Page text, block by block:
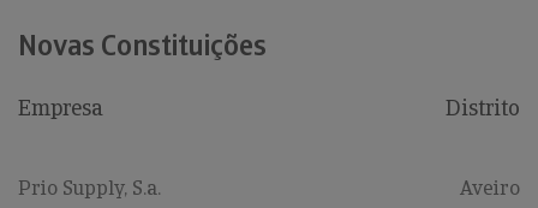
Novas Constituições
Empresa Distrito
Prio Supply, S.a. Aveiro